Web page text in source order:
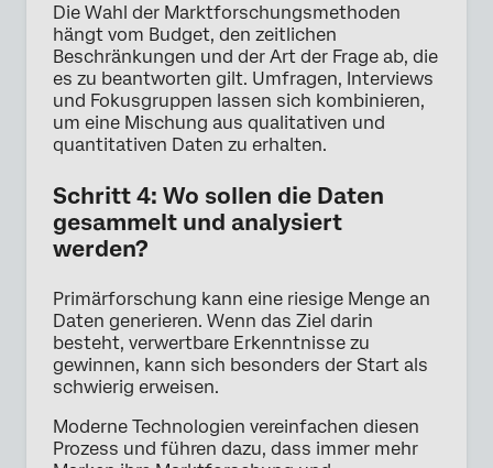
Die Wahl der Marktforschungsmethoden
hängt vom Budget, den zeitlichen
Beschränkungen und der Art der Frage ab, die
es zu beantworten gilt. Umfragen, Interviews
und Fokusgruppen lassen sich kombinieren,
um eine Mischung aus qualitativen und
quantitativen Daten zu erhalten.
Schritt 4: Wo sollen die Daten
gesammelt und analysiert
werden?
Primärforschung kann eine riesige Menge an
Daten generieren. Wenn das Ziel darin
besteht, verwertbare Erkenntnisse zu
gewinnen, kann sich besonders der Start als
schwierig erweisen.
Moderne Technologien vereinfachen diesen
Prozess und führen dazu, dass immer mehr